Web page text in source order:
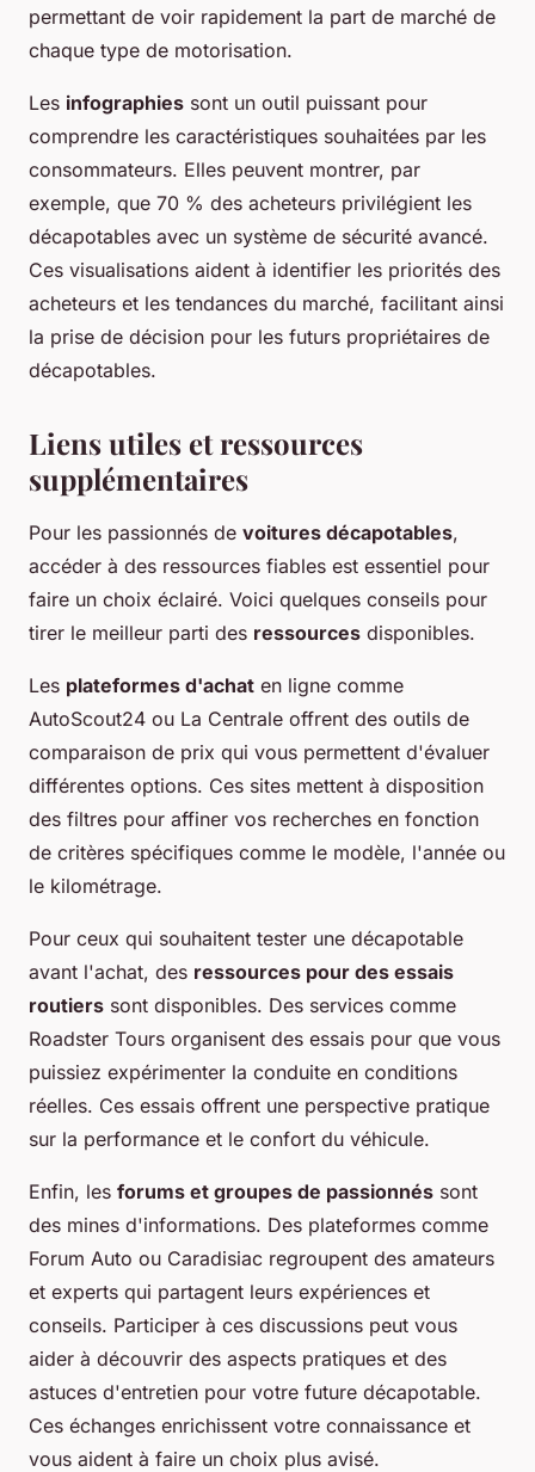
permettant de voir rapidement la part de marché de
chaque type de motorisation.
Les infographies sont un outil puissant pour
comprendre les caractéristiques souhaitées par les
consommateurs. Elles peuvent montrer, par
exemple, que 70 % des acheteurs privilégient les
décapotables avec un système de sécurité avancé.
Ces visualisations aident à identifier les priorités des
acheteurs et les tendances du marché, facilitant ainsi
la prise de décision pour les futurs propriétaires de
décapotables.
Liens utiles et ressources
supplémentaires
Pour les passionnés de voitures décapotables,
accéder à des ressources fiables est essentiel pour
faire un choix éclairé. Voici quelques conseils pour
tirer le meilleur parti des ressources disponibles.
Les plateformes d'achat en ligne comme
AutoScout24 ou La Centrale offrent des outils de
comparaison de prix qui vous permettent d'évaluer
différentes options. Ces sites mettent à disposition
des filtres pour affiner vos recherches en fonction
de critères spécifiques comme le modèle, l'année ou
le kilométrage.
Pour ceux qui souhaitent tester une décapotable
avant l'achat, des ressources pour des essais
routiers sont disponibles. Des services comme
Roadster Tours organisent des essais pour que vous
puissiez expérimenter la conduite en conditions
réelles. Ces essais offrent une perspective pratique
sur la performance et le confort du véhicule.
Enfin, les forums et groupes de passionnés sont
des mines d'informations. Des plateformes comme
Forum Auto ou Caradisiac regroupent des amateurs
et experts qui partagent leurs expériences et
conseils. Participer à ces discussions peut vous
aider à découvrir des aspects pratiques et des
astuces d'entretien pour votre future décapotable.
Ces échanges enrichissent votre connaissance et
vous aident à faire un choix plus avisé.